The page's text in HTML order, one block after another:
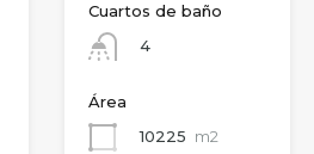
Cuartos de baño
4
Área
10225 m2